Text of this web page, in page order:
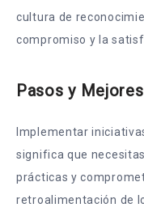
cultura de
compromiso y la
Pasos y
Implementar
significa que
prácticas y
retroalimentación de